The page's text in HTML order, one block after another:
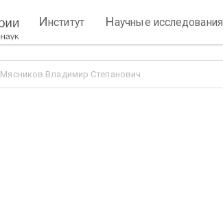
Институт Научные исследования
Мясников Владимир Степанович